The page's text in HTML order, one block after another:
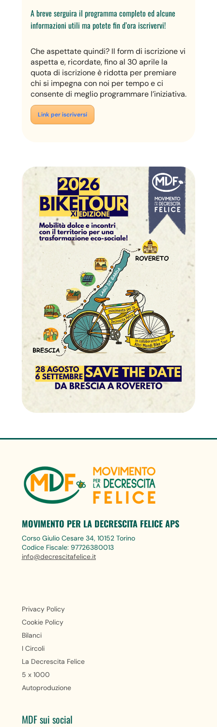
A breve serguira il programma completo ed alcune
informazioni utili ma potete fin d’ora iscrivervi!
Che aspettate quindi? Il form di iscrizionevi
aspetta e, ricordate, fino al 30 aprile la
quota di iscrizione è ridotta per premiare
chi si impegna con noi per tempo e ci
consente di meglio programmare l’iniziativa.
Link per iscriversi
MOVIMENTO PER LA DECRESCITA FELICE APS
Corso Giulio Cesare 34, 10152 Torino
Codice Fiscale: 97726380013
info@decrescitafelice.it
Privacy Policy
Cookie Policy
Bilanci
I Circoli
La Decrescita Felice
5 x 1000
Autoproduzione
MDF sui social